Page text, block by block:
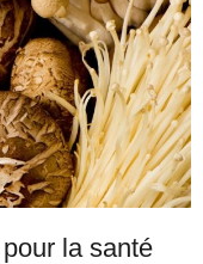
la santé